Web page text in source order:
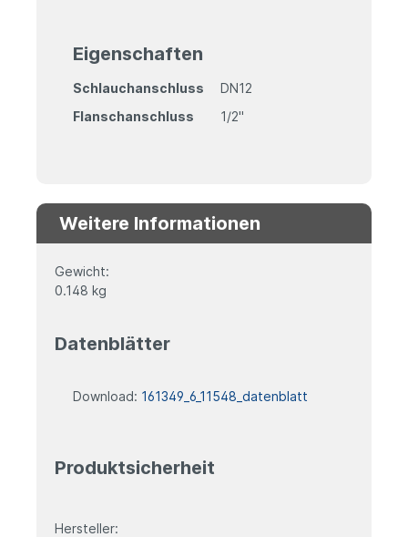
Eigenschaften
Schlauchanschluss
DN12
Flanschanschluss
1/2"
Weitere Informationen
Gewicht:
0.148 kg
Datenblätter
Download: 161349_6_11548_datenblatt
Produktsicherheit
Hersteller: